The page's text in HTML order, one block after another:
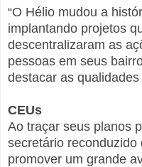
“O Hélio mudou a
implantando projetos
descentralizaram as
pessoas em seus
destacar as
CEUs
Ao traçar seus planos
secretário
promover um grande